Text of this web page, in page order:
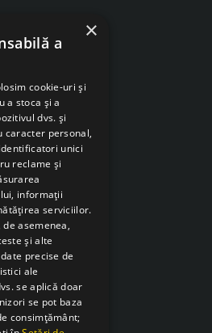
×
a
cookie-uri și
a stoca și a
dvs. și
caracter personal,
unici
reclame și
informații
serviciilor.
de asemenea,
și alte
precise de
ale
se aplică doar
se pot baza
consimțământ;